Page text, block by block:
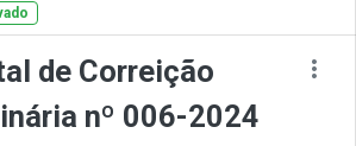
de Correição
nº 006-2024